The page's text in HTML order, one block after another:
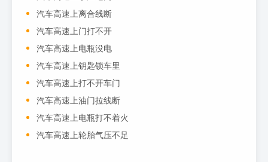
汽车高速上离合线断
汽车高速上门打不开
汽车高速上电瓶没电
汽车高速上钥匙锁车里
汽车高速上打不开车门
汽车高速上油门拉线断
汽车高速上电瓶打不着火
汽车高速上轮胎气压不足